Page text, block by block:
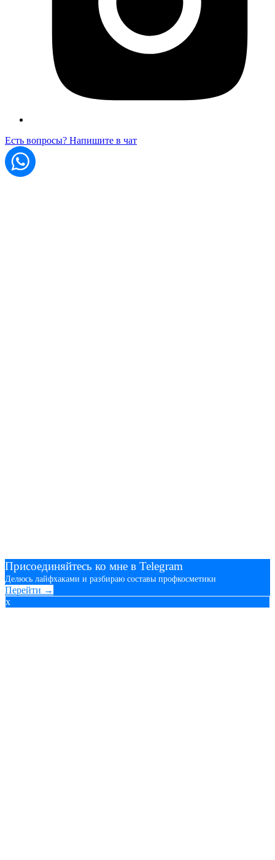
Есть вопросы? Напишите в чат
Присоединяйтесь ко мне в Telegram
Делюсь лайфхаками и разбираю составы профкосметики
Перейти →
x